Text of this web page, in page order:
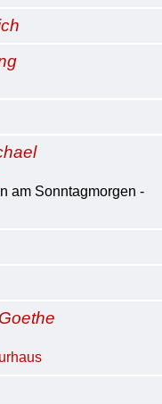
am Sonntagmorgen -